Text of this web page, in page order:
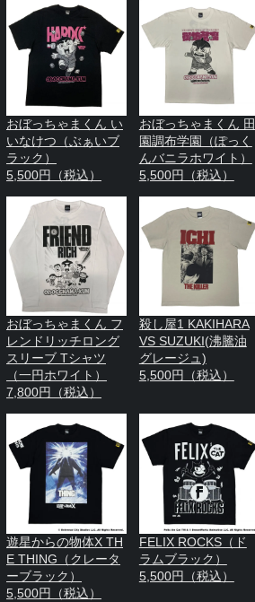
おぼっちゃまくん い
いなけつ（ぶぁいブ
ラック）
5,500円（税込）
おぼっちゃまくん 田
園調布学園（ぽっく
んバニラホワイト）
5,500円（税込）
おぼっちゃまくん フ
レンドリッチロング
スリーブ Tシャツ
（一円ホワイト）
7,800円（税込）
殺し屋1 KAKIHARA
VS SUZUKI(沸騰油
グレージュ)
5,500円（税込）
遊星からの物体X TH
E THING（クレータ
ーブラック）
5,500円（税込）
FELIX ROCKS（ド
ラムブラック）
5,500円（税込）